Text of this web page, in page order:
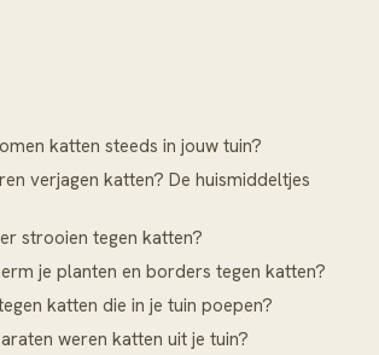
katten steeds in jouw tuin?
verjagen katten? De huismiddeltjes
strooien tegen katten?
je planten en borders tegen katten?
katten die in je tuin poepen?
weren katten uit je tuin?